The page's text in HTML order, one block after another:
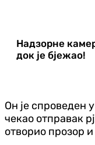
Надзорне
док је бјежао!
Он је спроведен
чекао отправак
отворио прозор и